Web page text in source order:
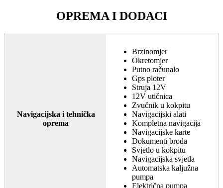
OPREMA I DODACI
Navigacijska i tehnička
oprema
Brzinomjer
Okretomjer
Putno računalo
Gps ploter
Struja 12V
12V utičnica
Zvučnik u kokpitu
Navigacijski alati
Kompletna navigacija
Navigacijske karte
Dokumenti broda
Svjetlo u kokpitu
Navigacijska svjetla
Automatska kaljužna
pumpa
Električna pumpa